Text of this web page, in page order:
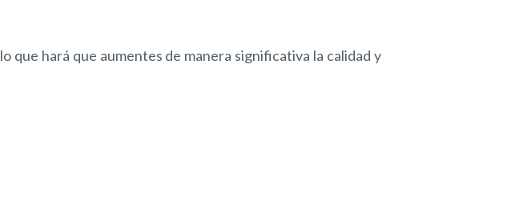
que hará que aumentes de manera significativa la calidad y